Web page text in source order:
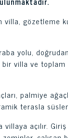
villa,
yolu,
villa ve
palmiye
terasla
açılır.